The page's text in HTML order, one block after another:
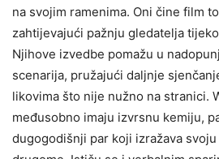
na svojim ramenima. Oni čine film
zahtijevajući pažnju gledatelja
Njihove izvedbe pomažu u
scenarija, pružajući daljnje
likovima što nije nužno na stranici.
međusobno imaju izvrsnu kemiju,
dugogodišnji par koji izražava